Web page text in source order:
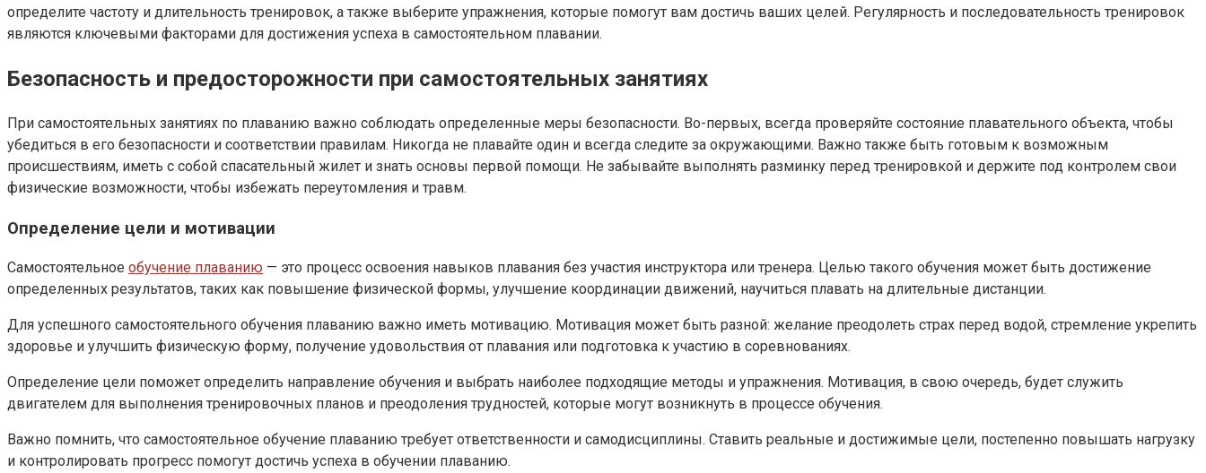
определите частоту и длительность тренировок, а также выберите упражнения, которые помогут вам достичь ваших целей. Регулярность и последовательность тренировок
являются ключевыми факторами для достижения успеха в самостоятельном плавании.
Безопасность и предосторожности при самостоятельных занятиях
При самостоятельных занятиях по плаванию важно соблюдать определенные меры безопасности. Во-первых, всегда проверяйте состояние плавательного объекта, чтобы
убедиться в его безопасности и соответствии правилам. Никогда не плавайте один и всегда следите за окружающими. Важно также быть готовым к возможным
происшествиям, иметь с собой спасательный жилет и знать основы первой помощи. Не забывайте выполнять разминку перед тренировкой и держите под контролем свои
физические возможности, чтобы избежать переутомления и травм.
Определение цели и мотивации
Самостоятельное обучение плаванию — это процесс освоения навыков плавания без участия инструктора или тренера. Целью такого обучения может быть достижение
определенных результатов, таких как повышение физической формы, улучшение координации движений, научиться плавать на длительные дистанции.
Для успешного самостоятельного обучения плаванию важно иметь мотивацию. Мотивация может быть разной: желание преодолеть страх перед водой, стремление укрепить
здоровье и улучшить физическую форму, получение удовольствия от плавания или подготовка к участию в соревнованиях.
Определение цели поможет определить направление обучения и выбрать наиболее подходящие методы и упражнения. Мотивация, в свою очередь, будет служить
двигателем для выполнения тренировочных планов и преодоления трудностей, которые могут возникнуть в процессе обучения.
Важно помнить, что самостоятельное обучение плаванию требует ответственности и самодисциплины. Ставить реальные и достижимые цели, постепенно повышать нагрузку
и контролировать прогресс помогут достичь успеха в обучении плаванию.